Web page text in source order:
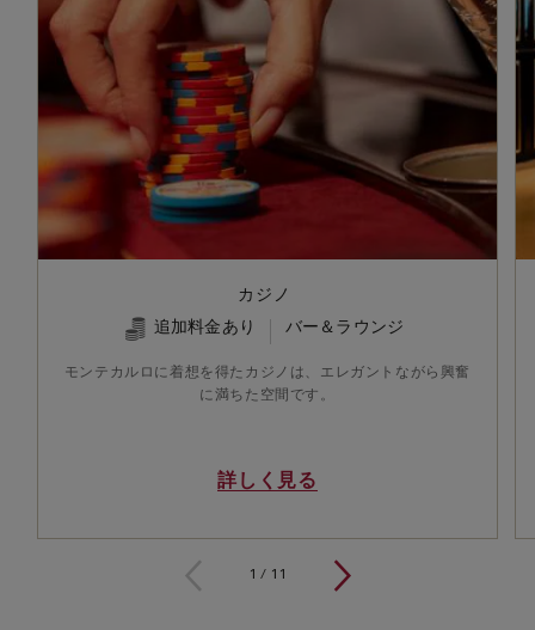
カジノ
追加料金あり
バー＆ラウンジ
モンテカルロに着想を得たカジノは、エレガントながら興奮
に満ちた空間です。
詳しく見る
1 / 11
1 / 11